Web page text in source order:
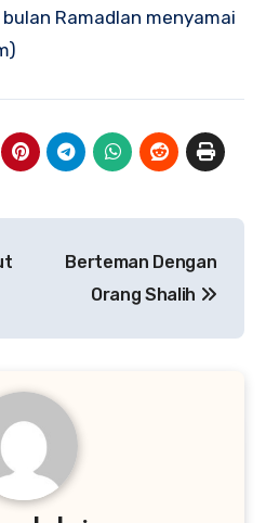
Ramadlan menyamai
Berteman Dengan
Orang Shalih